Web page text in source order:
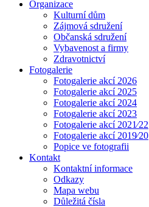
Organizace
Kulturní dům
Zájmová sdružení
Občanská sdružení
Vybavenost a firmy
Zdravotnictví
Fotogalerie
Fotogalerie akcí 2026
Fotogalerie akcí 2025
Fotogalerie akcí 2024
Fotogalerie akcí 2023
Fotogalerie akcí 2021⁄22
Fotogalerie akcí 2019⁄20
Popice ve fotografii
Kontakt
Kontaktní informace
Odkazy
Mapa webu
Důležitá čísla